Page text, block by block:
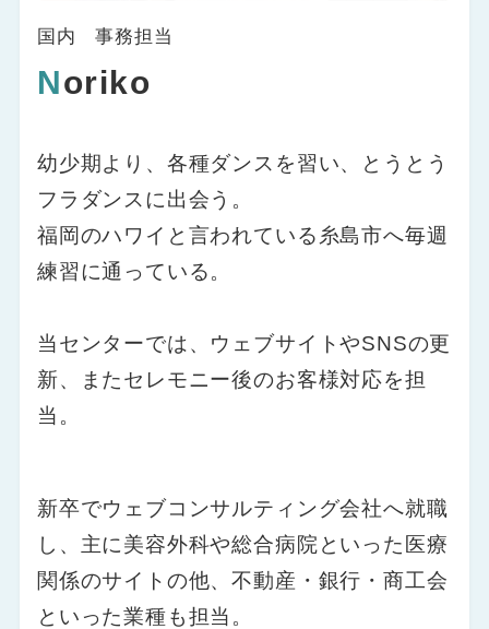
国内 事務担当
Noriko
幼少期より、各種ダンスを習い、とうとう
フラダンスに出会う。
福岡のハワイと言われている糸島市へ毎週
練習に通っている。
当センターでは、ウェブサイトやSNSの更
新、またセレモニー後のお客様対応を担
当。
新卒でウェブコンサルティング会社へ就職
し、主に美容外科や総合病院といった医療
関係のサイトの他、不動産・銀行・商工会
といった業種も担当。